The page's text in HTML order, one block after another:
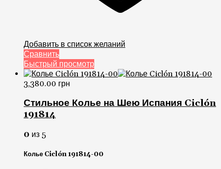
Добавить в список желаний
Сравнить
Быстрый просмотр
3,380.00 грн
Стильное Колье на Шею Испания Ciclón
191814
0 из 5
Колье Ciclón 191814-00